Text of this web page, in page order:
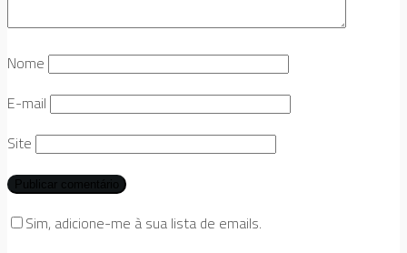
Nome
E-mail
Site
Sim, adicione-me à sua lista de emails.